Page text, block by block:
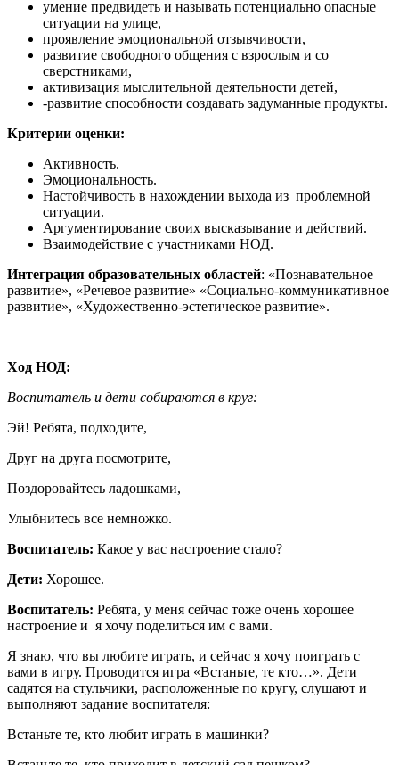
умение предвидеть и называть потенциально опасные
ситуации на улице,
проявление эмоциональной отзывчивости,
развитие свободного общения с взрослым и со
сверстниками,
активизация мыслительной деятельности детей,
-развитие способности создавать задуманные продукты.
Критерии оценки:
Активность.
Эмоциональность.
Настойчивость в нахождении выхода из проблемной
ситуации.
Аргументирование своих высказывание и действий.
Взаимодействие с участниками НОД.
Интеграция образовательных областей: «Познавательное
развитие», «Речевое развитие» «Социально-коммуникативное
развитие», «Художественно-эстетическое развитие».
Ход НОД:
Воспитатель и дети собираются в круг:
Эй! Ребята, подходите,
Друг на друга посмотрите,
Поздоровайтесь ладошками,
Улыбнитесь все немножко.
Воспитатель: Какое у вас настроение стало?
Дети: Хорошее.
Воспитатель: Ребята, у меня сейчас тоже очень хорошее
настроение и я хочу поделиться им с вами.
Я знаю, что вы любите играть, и сейчас я хочу поиграть с
вами в игру. Проводится игра «Встаньте, те кто…». Дети
садятся на стульчики, расположенные по кругу, слушают и
выполняют задание воспитателя:
Встаньте те, кто любит играть в машинки?